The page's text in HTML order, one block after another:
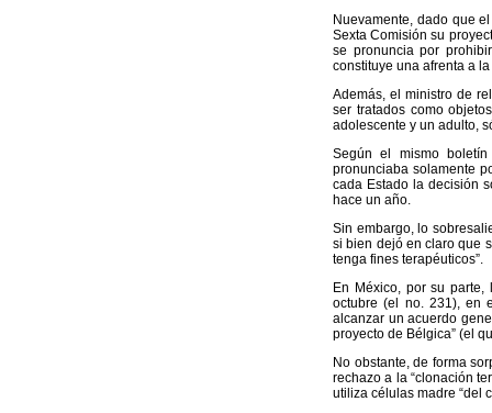
Nuevamente, dado que
Sexta Comisión su
se pronuncia por
constituye una afrenta a
Además, el ministro de
ser tratados como
adolescente y un adulto,
Según el mismo
pronunciaba solamente
cada Estado la decisión
hace un año.
Sin embargo, lo
si bien dejó en claro que
tenga fines terapéuticos”.
En México, por su
octubre (el no. 231), en
alcanzar un acuerdo
proyecto de Bélgica” (el
No obstante, de forma
rechazo a la “clonación
utiliza células madre “del